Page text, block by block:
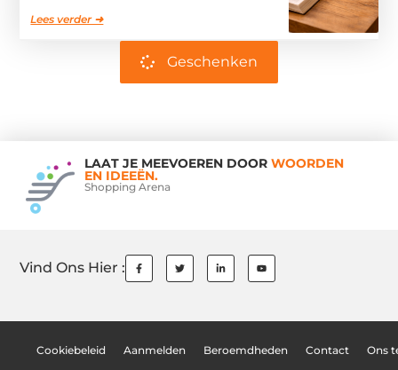
Lees verder ➜
Geschenken
LAAT JE MEEVOEREN DOOR WOORDEN
EN IDEEËN.
Shopping Arena
Vind Ons Hier :
Cookiebeleid Aanmelden Beroemdheden Contact Ons